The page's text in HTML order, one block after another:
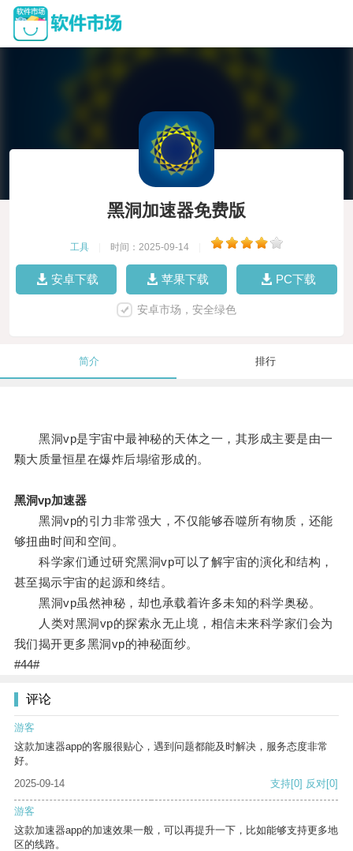
黑洞加速器免费版
工具 时间：2025-09-14
安卓下载 苹果下载 PC下载
安卓市场，安全绿色
简介 排行
黑洞vp是宇宙中最神秘的天体之一，其形成主要是由一
颗大质量恒星在爆炸后塌缩形成的。
黑洞vp加速器
黑洞vp的引力非常强大，不仅能够吞噬所有物质，还能
够扭曲时间和空间。
科学家们通过研究黑洞vp可以了解宇宙的演化和结构，
甚至揭示宇宙的起源和终结。
黑洞vp虽然神秘，却也承载着许多未知的科学奥秘。
人类对黑洞vp的探索永无止境，相信未来科学家们会为
我们揭开更多黑洞vp的神秘面纱。
#44#
评论
游客
这款加速器app的客服很贴心，遇到问题都能及时解决，服务态度非常
好。
2025-09-14
支持[0] 反对[0]
游客
这款加速器app的加速效果一般，可以再提升一下，比如能够支持更多地
区的线路。